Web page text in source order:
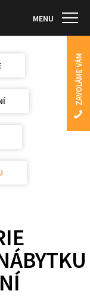
ZAVOLÁME VÁM
MENU